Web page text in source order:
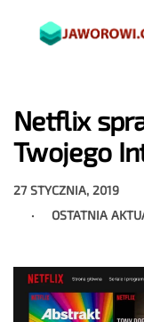
Netflix
Twojego
27 STYCZNIA, 2019
OSTATNIA